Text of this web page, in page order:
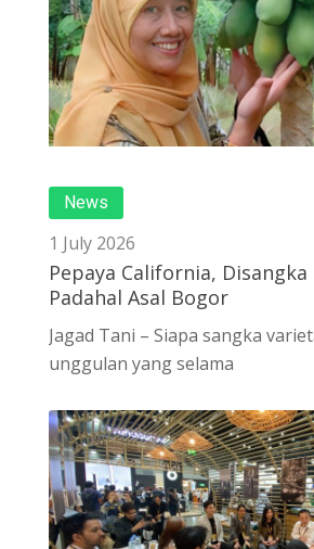
News
1 July 2026
Pepaya California,
Padahal Asal Bogor
Jagad Tani – Siapa sangka
unggulan yang selama